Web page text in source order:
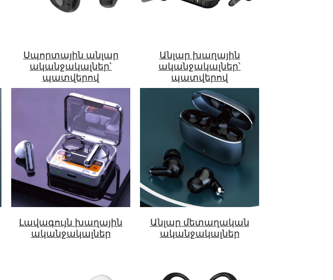
Սպորտային անլար
ականջակալներ՝
պատվերով
Անլար խաղային
ականջակալներ՝
պատվերով
Լավագույն խաղային
ականջակալներ
Անլար մետաղական
ականջակալներ